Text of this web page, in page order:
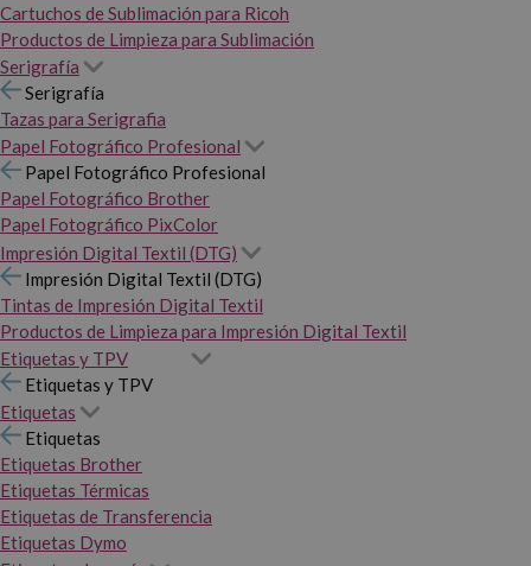
Cartuchos de Sublimación para Ricoh
Productos de Limpieza para Sublimación
Serigrafía
Serigrafía
Tazas para Serigrafia
Papel Fotográfico Profesional
Papel Fotográfico Profesional
Papel Fotográfico Brother
Papel Fotográfico PixColor
Impresión Digital Textil (DTG)
Impresión Digital Textil (DTG)
Tintas de Impresión Digital Textil
Productos de Limpieza para Impresión Digital Textil
Etiquetas y TPV
Etiquetas y TPV
Etiquetas
Etiquetas
Etiquetas Brother
Etiquetas Térmicas
Etiquetas de Transferencia
Etiquetas Dymo